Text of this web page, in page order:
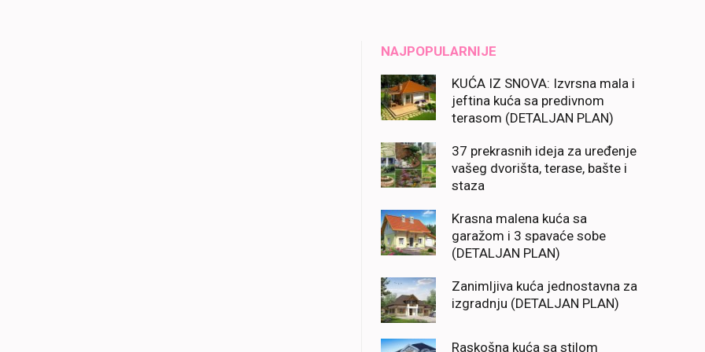
NAJPOPULARNIJE
KUĆA IZ SNOVA: Izvrsna mala i
jeftina kuća sa predivnom
terasom (DETALJAN PLAN)
37 prekrasnih ideja za uređenje
vašeg dvorišta, terase, bašte i
staza
Krasna malena kuća sa
garažom i 3 spavaće sobe
(DETALJAN PLAN)
Zanimljiva kuća jednostavna za
izgradnju (DETALJAN PLAN)
Raskošna kuća sa stilom